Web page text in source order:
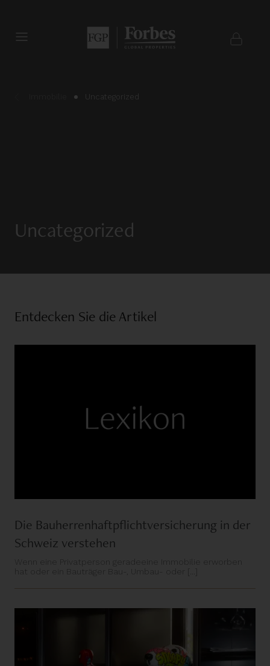
Uncategorized
Uncategorized
Entdecken Sie die Artikel
Die Bauherrenhaftpflichtversicherung in der
Schweiz verstehen
Wenn eine Privatperson geradeeine Immobilie erworben
hat oder ein Bauträger Bau-, Umbau- oder [...]